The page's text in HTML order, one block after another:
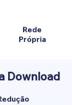
Rede
Própria
Download